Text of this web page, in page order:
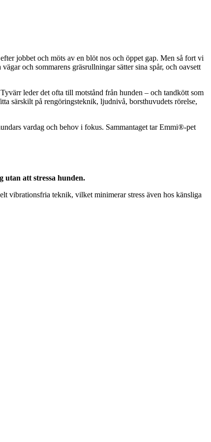
jobbet och möts av en blöt nos och öppet gap. Men så fort vi
och sommarens gräsrullningar sätter sina spår, och oavsett
leder det ofta till motstånd från hunden – och tandkött som
särskilt på rengöringsteknik, ljudnivå, borsthuvudets rörelse,
vardag och behov i fokus. Sammantaget tar Emmi®-pet
att stressa hunden.
vibrationsfria teknik, vilket minimerar stress även hos känsliga